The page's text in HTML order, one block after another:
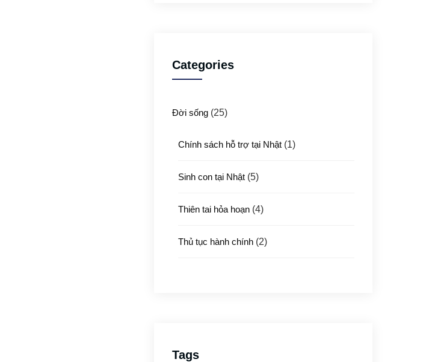
Categories
Đời sống (25)
Chính sách hỗ trợ tại Nhật (1)
Sinh con tại Nhật (5)
Thiên tai hỏa hoạn (4)
Thủ tục hành chính (2)
Tags